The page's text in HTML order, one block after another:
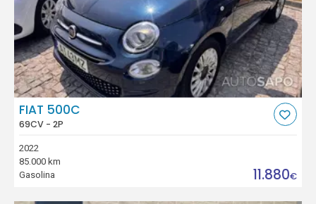
FIAT 500C
69CV - 2P
2022
85.000 km
Gasolina
11.880€